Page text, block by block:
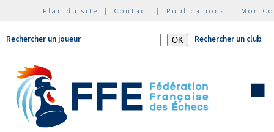
Plan du site | Contact | Publications | Mon
Rechercher un joueur Rechercher un club